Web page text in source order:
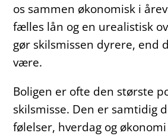
os sammen økonomisk i
fælles lån og en urealistisk
gør skilsmissen dyrere, end
være.
Boligen er ofte den største
skilsmisse. Den er samtidig
følelser, hverdag og